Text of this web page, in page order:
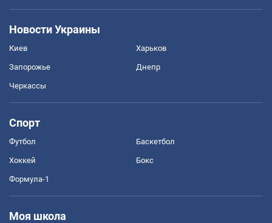
Новости Украины
Киев Харьков
Запорожье Днепр
Черкассы
Спорт
Футбол Баскетбол
Хоккей Бокс
Формула-1
Моя школа